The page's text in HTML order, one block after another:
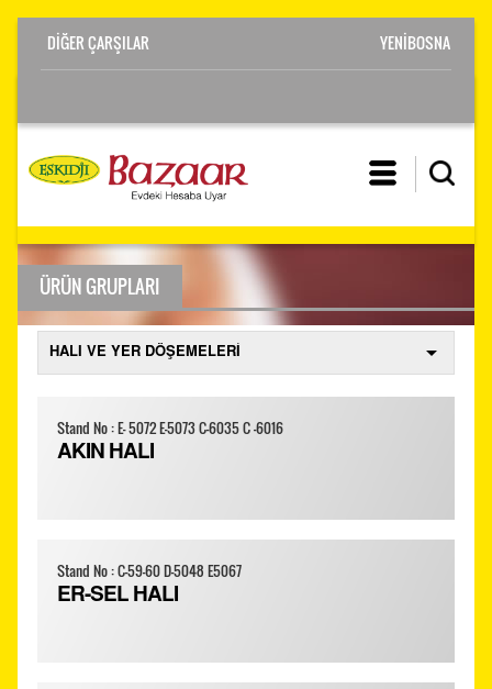
YENİBOSNA
ÜRÜN GRUPLARI
Stand No : E- 5072 E-5073 C-6035 C -6016
AKIN HALI
Stand No : C-59-60 D-5048 E5067
ER-SEL HALI